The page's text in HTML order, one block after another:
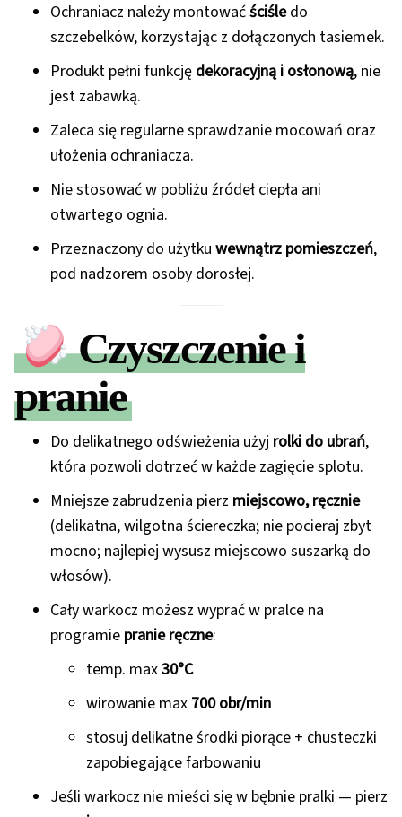
Ochraniacz należy montowaćściśledo
szczebelków, korzystając z dołączonych tasiemek.
Produkt pełni funkcję dekoracyjną i osłonową, nie
jest zabawką.
Zaleca się regularne sprawdzanie mocowań oraz
ułożenia ochraniacza.
Nie stosować w pobliżu źródeł ciepła ani
otwartego ognia.
Przeznaczony do użytku wewnątrz pomieszczeń,
pod nadzorem osoby dorosłej.
Czyszczenie i
pranie
Do delikatnego odświeżenia użyj rolki do ubrań,
która pozwoli dotrzeć w każde zagięcie splotu.
Mniejsze zabrudzenia pierz miejscowo, ręcznie
(delikatna, wilgotna ściereczka; nie pocieraj zbyt
mocno; najlepiej wysusz miejscowo suszarką do
włosów).
Cały warkocz możesz wyprać w pralce na
programie pranie ręczne:
temp. max30°C
wirowanie max 700 obr/min
stosuj delikatne środki piorące + chusteczki
zapobiegające farbowaniu
Jeśli warkocz nie mieści się w bębnie pralki — pierz